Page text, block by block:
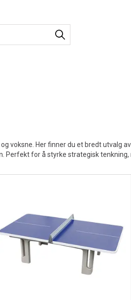
voksne. Her finner du et bredt utvalg
Perfekt for å styrke strategisk